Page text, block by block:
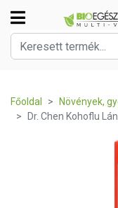
Főoldal Növények,
Dr. Chen Kohoflu